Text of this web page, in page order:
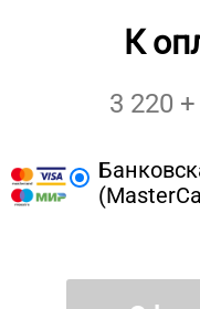
К
3 220